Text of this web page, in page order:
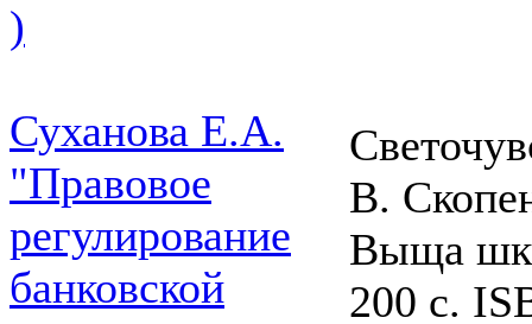
)
Суханова Е.А.
"Правовое
регулирование
банковской
В.
Выща
200 с.